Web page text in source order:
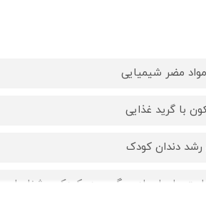
رشد دندان کودک
برای ایجاد سرگرمی در کودک و